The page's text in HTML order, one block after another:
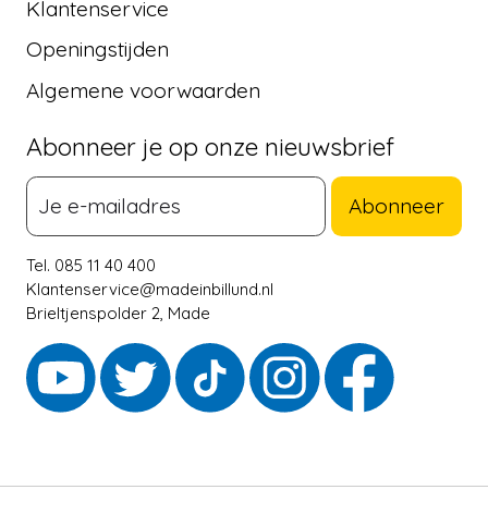
Klantenservice
Openingstijden
Algemene voorwaarden
Abonneer je op onze nieuwsbrief
Abonneer
Tel. 085 11 40 400
Klantenservice@madeinbillund.nl
Brieltjenspolder 2, Made